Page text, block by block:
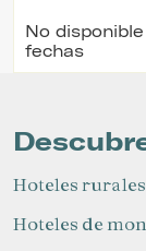
No
fechas
Hoteles rurales
Hoteles de